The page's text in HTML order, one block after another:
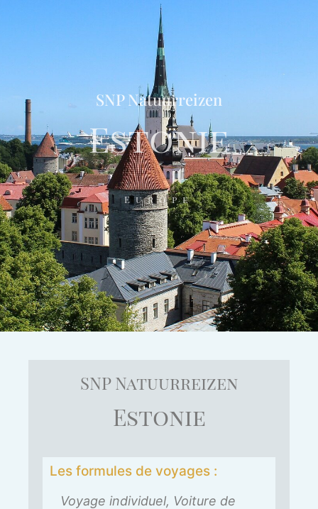
SNP Natuurreizen
Estonie
Europe
SNP Natuurreizen
Estonie
Les formules de voyages :
Voyage individuel, Voiture de